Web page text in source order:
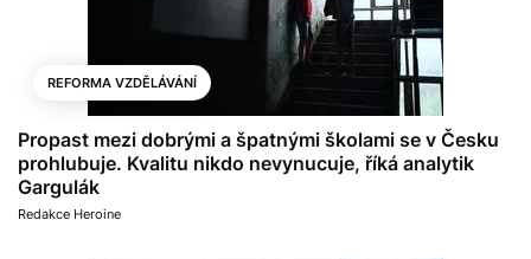
REFORMA VZDĚLÁVÁNÍ
Propast mezi dobrými a špatnými školami se v Česku
prohlubuje. Kvalitu nikdo nevynucuje, říká analytik
Gargulák
Redakce Heroine